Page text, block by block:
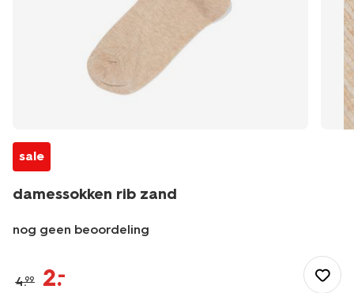
sale
damessokken rib zand
nog geen beoordeling
zand-
4.99 2.–